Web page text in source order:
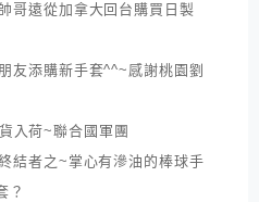
哥遠從加拿大回台購買日製
友添購新手套^^~感謝桃園劉
入荷~聯合國軍團
結者之~掌心有滲油的棒球手
？